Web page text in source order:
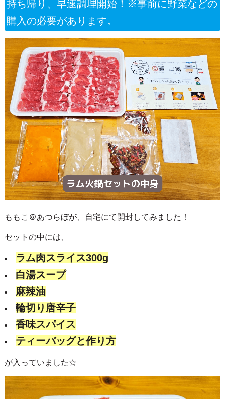
持ち帰り、早速調理開始！※事前に野菜などの
購入の必要があります。
ももこ＠あつらぼが、自宅にて開封してみました！
セットの中には、
ラム肉スライス300g
白湯スープ
麻辣油
輪切り唐辛子
香味スパイス
ティーバッグと作り方
が入っていました☆